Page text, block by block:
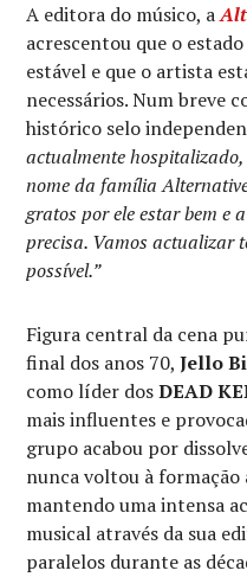
A editora do músico, a
acrescentou que o
estável e que o artista
necessários. Num breve
histórico selo
actualmente
nome da família
gratos por ele estar bem e
precisa. Vamos actualizar
possível.”
Figura central da cena
final dos anos 70,Jello
como líder dosDEAD
mais influentes e
grupo acabou por
nunca voltou à formação
mantendo uma intensa
musical através da sua
paralelos durante as